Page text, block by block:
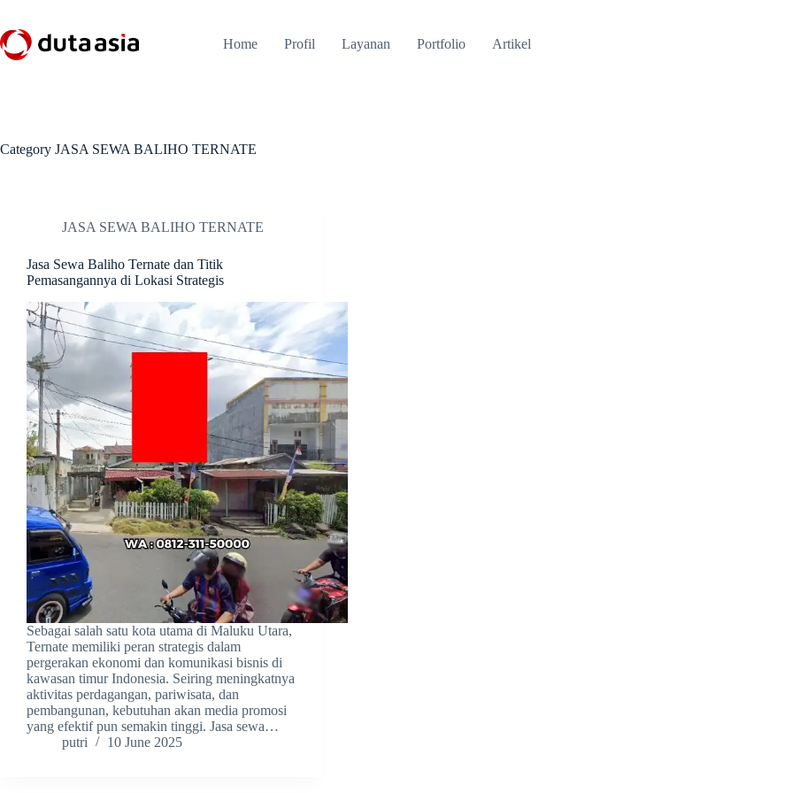
content
Home Profil Layanan Portfolio Artikel
Category JASA SEWA BALIHO TERNATE
JASA SEWA BALIHO TERNATE
Jasa Sewa Baliho Ternate dan Titik
Pemasangannya di Lokasi Strategis
Sebagai salah satu kota utama di Maluku Utara,
Ternate memiliki peran strategis dalam
pergerakan ekonomi dan komunikasi bisnis di
kawasan timur Indonesia. Seiring meningkatnya
aktivitas perdagangan, pariwisata, dan
pembangunan, kebutuhan akan media promosi
yang efektif pun semakin tinggi. Jasa sewa…
putri
10 June 2025